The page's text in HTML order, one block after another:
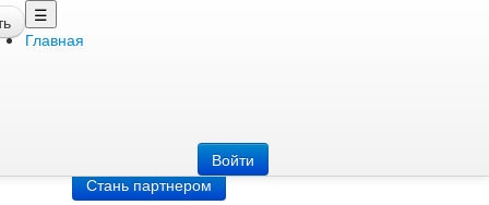
☰
Главная
Войти
Стань партнером